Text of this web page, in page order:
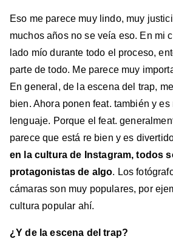
Eso me parece muy lindo, muy
muchos años no se veía eso. En mi
lado mío durante todo el proceso,
parte de todo. Me parece muy
En general, de la escena del trap,
bien. Ahora ponen feat. también y
lenguaje. Porque el feat.
parece que está re bien y es
en la cultura de Instagram, todos
protagonistas de algo. Los
cámaras son muy populares, por
cultura popular ahí.
¿Y de la escena del trap?